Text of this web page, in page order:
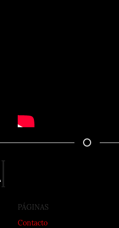
PÁGINAS
Contacto